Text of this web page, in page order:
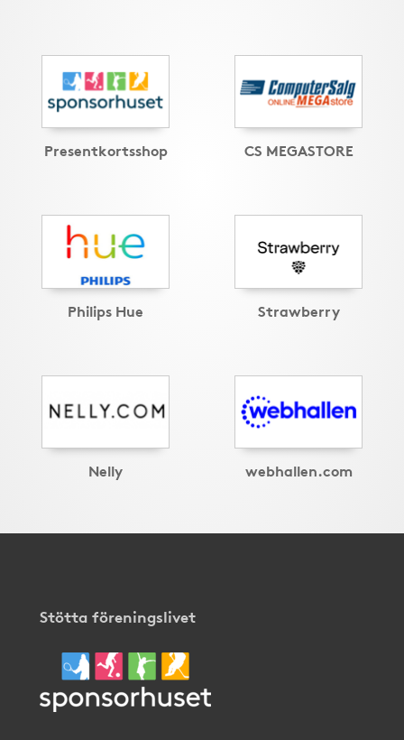
Presentkortsshop CS MEGASTORE
Philips Hue Strawberry
Nelly webhallen.com
Stötta föreningslivet